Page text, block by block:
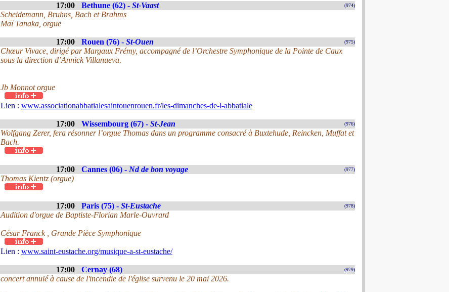
17:00 Bethune (62) - St-Vaast (974)
Scheidemann, Bruhns, Bach et Brahms
Maï Tanaka, orgue
17:00 Rouen (76) - St-Ouen (975)
Chœur Vivace, dirigé par Margaux Frémy, accompagné de l’Orchestre Symphonique de la Pointe de Caux
sous la direction d’Annick Villanueva.
Jb Monnot orgue
Lien : www.associationabbatialesaintouenrouen.fr/les-dimanches-de-l-abbatiale
17:00 Wissembourg (67) - St-Jean (976)
Wolfgang Zerer, fera résonner l’orgue Thomas dans un programme consacré à Buxtehude, Reincken, Muffat et
Bach.
17:00 Cannes (06) - Nd de bon voyage (977)
Thomas Kientz (orgue)
17:00 Paris (75) - St-Eustache (978)
Audition d'orgue de Baptiste-Florian Marle-Ouvrard
César Franck , Grande Pièce Symphonique
Lien : www.saint-eustache.org/musique-a-st-eustache/
17:00 Cernay (68) (979)
concert annulé à cause de l'incendie de l'église survenu le 20 mai 2026.